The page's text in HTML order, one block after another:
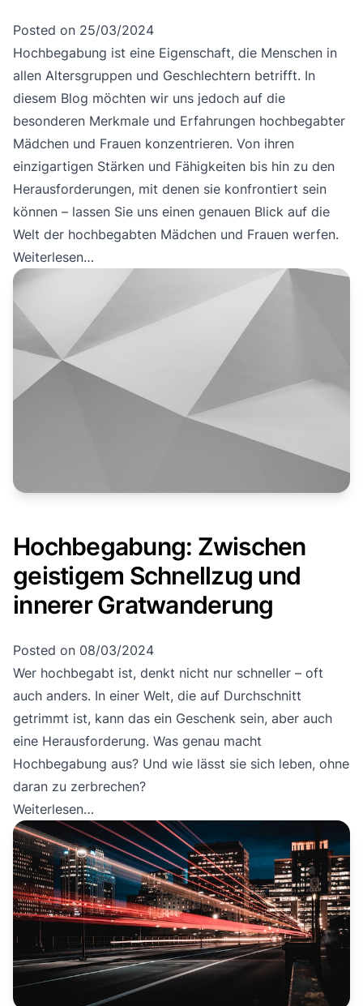
Posted on 25/03/2024
Hochbegabung ist eine Eigenschaft, die Menschen in
allen Altersgruppen und Geschlechtern betrifft. In
diesem Blog möchten wir uns jedoch auf die
besonderen Merkmale und Erfahrungen hochbegabter
Mädchen und Frauen konzentrieren. Von ihren
einzigartigen Stärken und Fähigkeiten bis hin zu den
Herausforderungen, mit denen sie konfrontiert sein
können – lassen Sie uns einen genauen Blick auf die
Welt der hochbegabten Mädchen und Frauen werfen.
Weiterlesen…
Hochbegabung: Zwischen
geistigem Schnellzug und
innerer Gratwanderung
Posted on 08/03/2024
Wer hochbegabt ist, denkt nicht nur schneller – oft
auch anders. In einer Welt, die auf Durchschnitt
getrimmt ist, kann das ein Geschenk sein, aber auch
eine Herausforderung. Was genau macht
Hochbegabung aus? Und wie lässt sie sich leben, ohne
daran zu zerbrechen?
Weiterlesen…